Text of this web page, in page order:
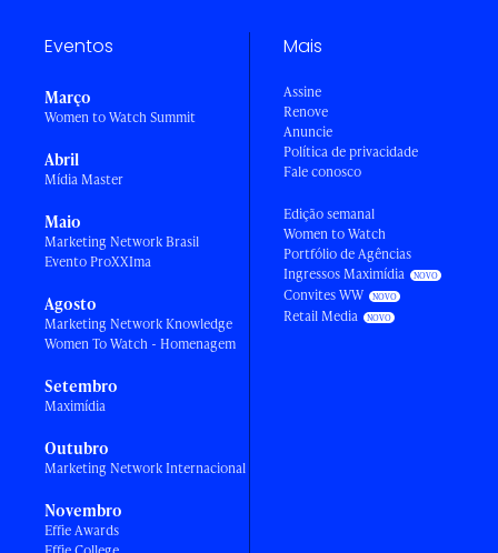
Eventos
Março
Women to Watch Summit
Abril
Mídia Master
Maio
Marketing Network Brasil
Evento ProXXIma
Agosto
Marketing Network Knowledge
Women To Watch - Homenagem
Setembro
Maximídia
Outubro
Marketing Network Internacional
Novembro
Effie Awards
Mais
Assine
Renove
Anuncie
Política de privacidade
Fale conosco
Edição semanal
Women to Watch
Portfólio de Agências
Ingressos Maximídia
Convites WW
Retail Media